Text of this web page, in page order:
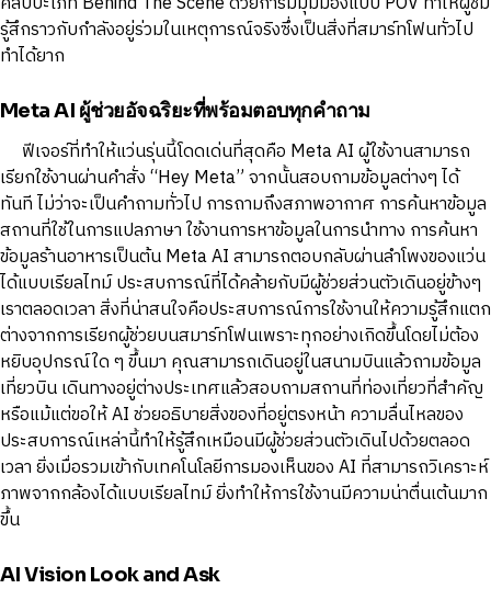
รู้สึกราวกับกำลังอยู่ร่วมในเหตุการณ์จริงซึ่งเป็นสิ่งที่สมาร์ทโฟนทั่วไป
ทำได้ยาก
Meta AI ผู้ช่วยอัจฉริยะที่พร้อมตอบทุกคำถาม
ฟีเจอร์ที่ทำให้แว่นรุ่นนี้โดดเด่นที่สุดคือ Meta AI ผู้ใช้งานสามารถ
เรียกใช้งานผ่านคำสั่ง “Hey Meta” จากนั้นสอบถามข้อมูลต่างๆ ได้
ทันที ไม่ว่าจะเป็นคำถามทั่วไป การถามถึงสภาพอากาศ การค้นหาข้อมูล
สถานที่ใช้ในการแปลภาษา ใช้งานการหาข้อมูลในการนำทาง การค้นหา
ข้อมูลร้านอาหารเป็นต้น Meta AI สามารถตอบกลับผ่านลำโพงของแว่น
ได้แบบเรียลไทม์ ประสบการณ์ที่ได้คล้ายกับมีผู้ช่วยส่วนตัวเดินอยู่ข้างๆ
เราตลอดเวลา สิ่งที่น่าสนใจคือประสบการณ์การใช้งานให้ความรู้สึกแตก
ต่างจากการเรียกผู้ช่วยบนสมาร์ทโฟนเพราะทุกอย่างเกิดขึ้นโดยไม่ต้อง
หยิบอุปกรณ์ใด ๆ ขึ้นมา คุณสามารถเดินอยู่ในสนามบินแล้วถามข้อมูล
เที่ยวบิน เดินทางอยู่ต่างประเทศแล้วสอบถามสถานที่ท่องเที่ยวที่สำคัญ
หรือแม้แต่ขอให้ AI ช่วยอธิบายสิ่งของที่อยู่ตรงหน้า ความลื่นไหลของ
ประสบการณ์เหล่านี้ทำให้รู้สึกเหมือนมีผู้ช่วยส่วนตัวเดินไปด้วยตลอด
เวลา ยิ่งเมื่อรวมเข้ากับเทคโนโลยีการมองเห็นของ AI ที่สามารถวิเคราะห์
ภาพจากกล้องได้แบบเรียลไทม์ ยิ่งทำให้การใช้งานมีความน่าตื่นเต้นมาก
ขึ้น
AI Vision Look and Ask